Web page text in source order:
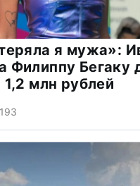
я мужа»:
Филиппу Бегаку
1,2 млн рублей
193